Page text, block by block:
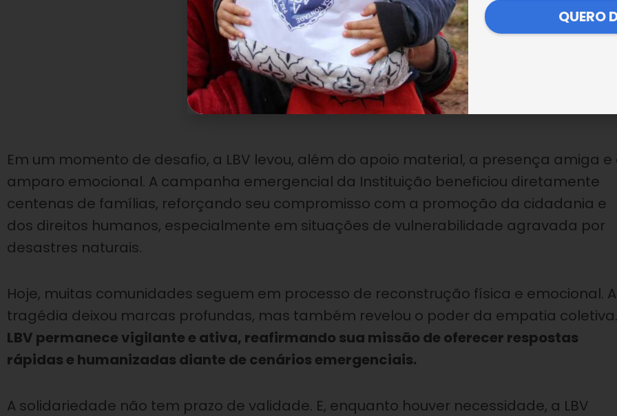
Em um momento de desafio, a LBV levou, além do apoio material, a presença amiga e
amparo emocional. A campanha emergencial da Instituição beneficiou diretamente
centenas de famílias, reforçando seu compromisso com a promoção da cidadania e
dos direitos humanos, especialmente em situações de vulnerabilidade agravada por
desastres naturais.
Hoje, muitas comunidades seguem em processo de reconstrução física e emocional. A
tragédia deixou marcas profundas, mas também revelou o poder da empatia
LBV permanece vigilante e ativa, reafirmando sua missão de oferecer respostas
rápidas e humanizadas diante de cenários emergenciais.
A solidariedade não tem prazo de validade. E, enquanto houver necessidade, a LBV
QUERO